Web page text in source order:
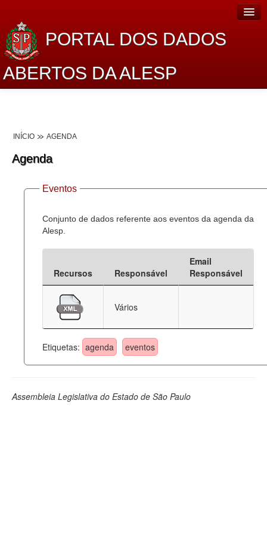
PORTAL DOS DADOS
ABERTOS DA ALESP
Lei de Acesso à Informação
Dados Governamentais Abertos
Planejamento
Catálogo de dados
Deputados Estaduais
Administração
Legislação
INÍCIO AGENDA
Agenda
Eventos
Conjunto de dados referente aos eventos da agenda da
Alesp.
Recursos Responsável
Email
Responsável
Vários
Etiquetas: agenda eventos
Assembleia Legislativa do Estado de São Paulo